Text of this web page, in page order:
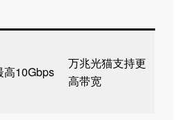
高10Gbps
万兆光猫支持更
高带宽